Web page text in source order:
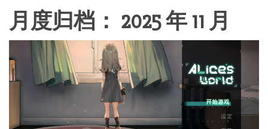
月度归档： 2025 年 11 月